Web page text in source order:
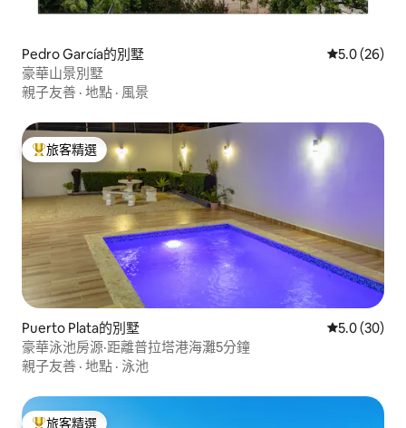
Pedro García的別墅 從 26 則評
5.0 (26)
豪華山景別墅
親子友善 · 地點 · 風景
旅客精選榜首
旅客精選
Puerto Plata的別墅 從 30 則評
5.0 (30)
豪華泳池房源·距離普拉塔港海灘5分鐘
親子友善 · 地點 · 泳池
旅客精選